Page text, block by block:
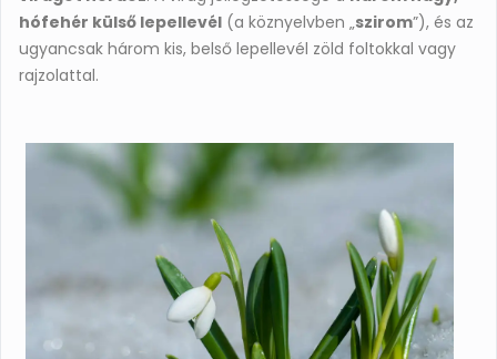
hófehér külső lepellevél (a köznyelvben „szirom”), és az
ugyancsak három kis, belső lepellevél zöld foltokkal vagy
rajzolattal.